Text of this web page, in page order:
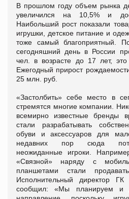
В прошлом году объем рынка
увеличился на 10,5% и
Наибольший рост показали
игрушки, детское питание и
тоже самый благоприятный.
сегодняшний день в России
чел. в возрасте до 17 лет,
Ежегодный прирост
25 млн. руб.
«Застолбить» себе место в
стремятся многие компании.
всемирно известные бренды
стали разрабатывать
обуви и аксессуаров для
недавних пор сюда
неожиданные игроки.
«Связной» наряду с
планшетами стали
Исполнительный директор
сообщил: «Мы планируем и